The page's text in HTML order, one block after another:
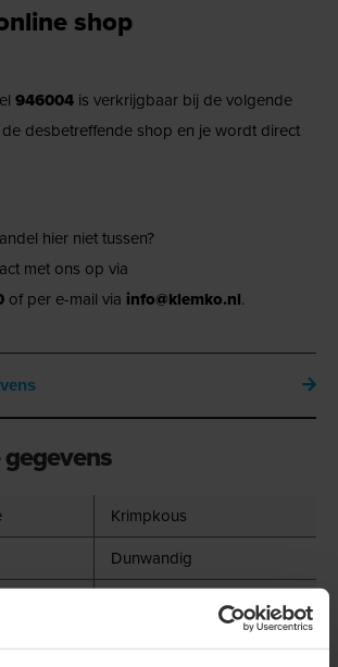
shop
946004 is verkrijgbaar bij de volgende
de desbetreffende shop en je wordt direct
hier niet tussen?
met ons op via
of per e-mail via info@klemko.nl.
Krimpkous
Dunwandig
Geel